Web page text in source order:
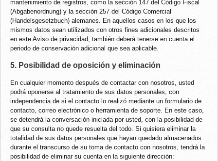
mantenimiento de registros, como la sección 147 del Código Fiscal
(Abgabenordnung) y la sección 257 del Código Comercial
(Handelsgesetzbuch) alemanes. En aquellos casos en los que los
mismos datos sean utilizados con otros fines adicionales descritos
en este Aviso de privacidad, también deberá tenerse en cuenta el
periodo de conservación adicional que sea aplicable.
5. Posibilidad de oposición y eliminación
En cualquier momento después de contactar con nosotros, usted
podrá oponerse al tratamiento de sus datos personales, con
independencia de si el contacto lo realizó mediante un formulario de
contacto, correo electrónico o herramienta de soporte. En este caso,
se detendrá la conversación iniciada por usted, con la posibilidad de
que su consulta no quede resuelta del todo. Si quisiera eliminar la
totalidad de sus datos personales que hayan quedado almacenados
durante el transcurso de su toma de contacto con nosotros, tendrá la
posibilidad de eliminar su cuenta en la siguiente dirección: